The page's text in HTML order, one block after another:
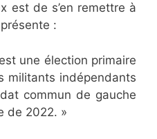
est de s’en remettre à
:
une élection primaire
militants indépendants
commun de gauche
de 2022. »